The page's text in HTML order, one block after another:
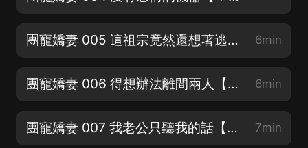
團寵嬌妻 005 這祖宗竟然還想著逃！【♥每月月票貢獻前三名送月卡♥】 6min
團寵嬌妻 006 得想辦法離間兩人【♥每月月票貢獻前三名送月卡♥】 6min
團寵嬌妻 007 我老公只聽我的話【新書上架，福利不斷加更不停】 7min